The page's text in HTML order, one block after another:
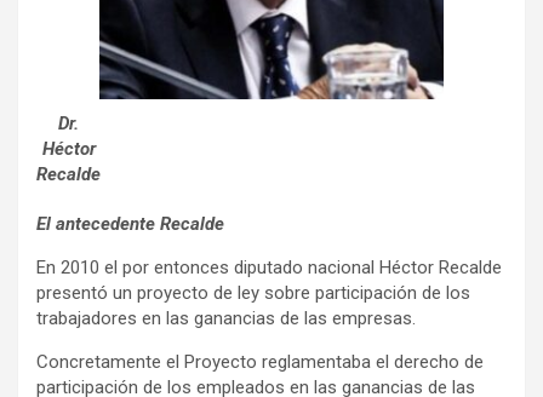
Dr.
Héctor
Recalde
El antecedente Recalde
En 2010 el por entonces diputado nacional Héctor Recalde
presentó un proyecto de ley sobre participación de los
trabajadores en las ganancias de las empresas.
Concretamente el Proyecto reglamentaba el derecho de
participación de los empleados en las ganancias de las